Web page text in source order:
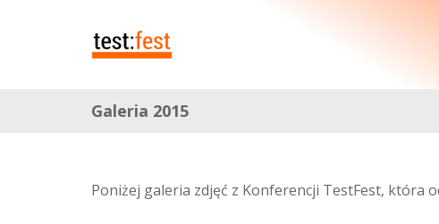
Galeria 2015
Poniżej galeria zdjęć z Konferencji TestFest, która